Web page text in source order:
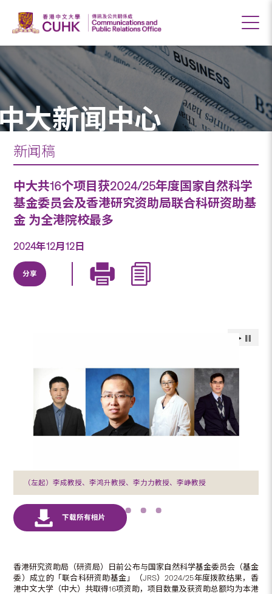
大新闻中心
新闻稿
中大共16个项目获2024/25年度国家自然科学
基金委员会及香港研究资助局联合科研资助基
金 为全港院校最多
2024年12月12日
分享
（左起）李成教授、李鸿升教授、李力力教授、李峥教授
香港研究资助局（研资局）日前公布与国家自然科学基金委员会（基金
委）成立的「联合科研资助基金」（JRS）2024/25年度拨款结果，香
港中文大学（中大）共取得16项资助，项目数量及获资助总额均为本港